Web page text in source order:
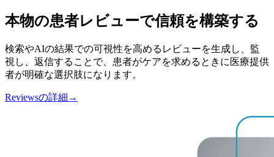
本物の患者レビューで信頼を構築する
検索やAIの結果での可視性を高めるレビューを生成し、監
視し、返信することで、患者がケアを求めるときに医療提供
者が明確な選択肢になります。
Reviewsの詳細 →